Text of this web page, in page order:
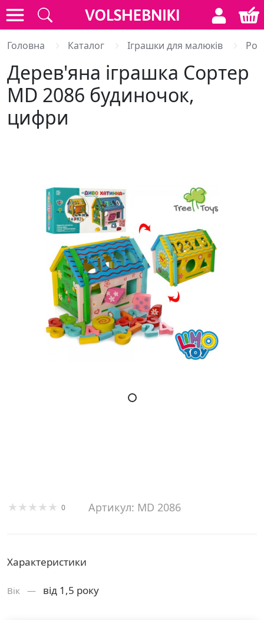
Головна Каталог Іграшки для малюків
Дерев'яна іграшка Сортер
MD 2086 будиночок,
цифри
0 Артикул: MD 2086
Характеристики
Вік — від 1,5 року